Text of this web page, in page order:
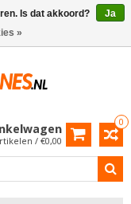
0
/ €0,00
Is dat akkoord?
Ja
»